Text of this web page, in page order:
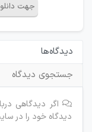
جهت
دیدگاه‌ها
جستجوی دیدگاه
اگر دیدگاهی
دیدگاه خود را در